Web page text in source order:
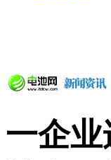
一企